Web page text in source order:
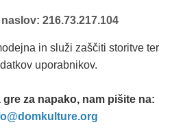
216.73.217.104
in služi zaščiti storitve ter
uporabnikov.
gre za napako, nam pišite na: